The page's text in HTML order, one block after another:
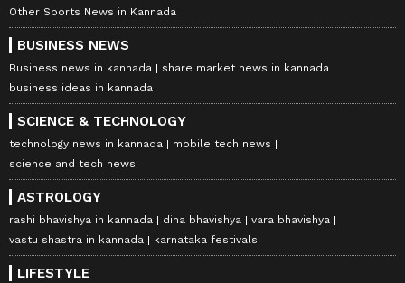
Other Sports News in Kannada
BUSINESS NEWS
Business news in kannada
share market news in kannada
business ideas in kannada
SCIENCE & TECHNOLOGY
technology news in kannada
mobile tech news
science and tech news
ASTROLOGY
rashi bhavishya in kannada dina bhavishya
vara bhavishya
vastu shastra in kannada
karnataka festivals
LIFESTYLE